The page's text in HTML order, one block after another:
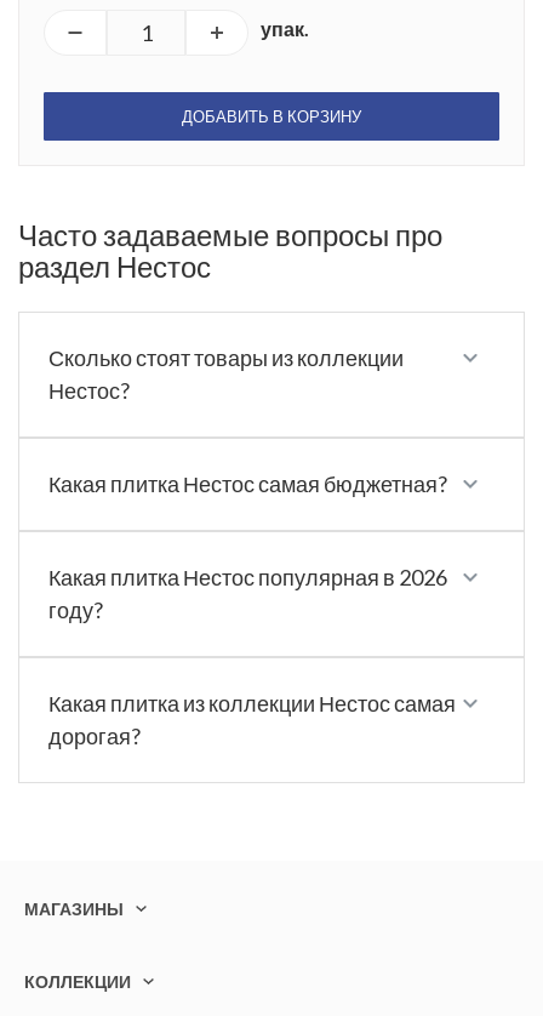
упак.
ДОБАВИТЬ В КОРЗИНУ
Часто задаваемые вопросы про
раздел Нестос
Сколько стоят товары из коллекции
Нестос?
Какая плитка Нестос самая бюджетная?
Какая плитка Нестос популярная в 2026
году?
Какая плитка из коллекции Нестос самая
дорогая?
МАГАЗИНЫ
КОЛЛЕКЦИИ